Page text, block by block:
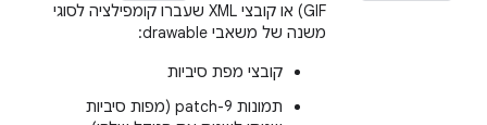
GIF) או קובצי XML שעברו קומפילציה לסוגי
משנה של משאבי drawable:
קובצי מפת סיביות
תמונות 9-patch (מפות סיביות